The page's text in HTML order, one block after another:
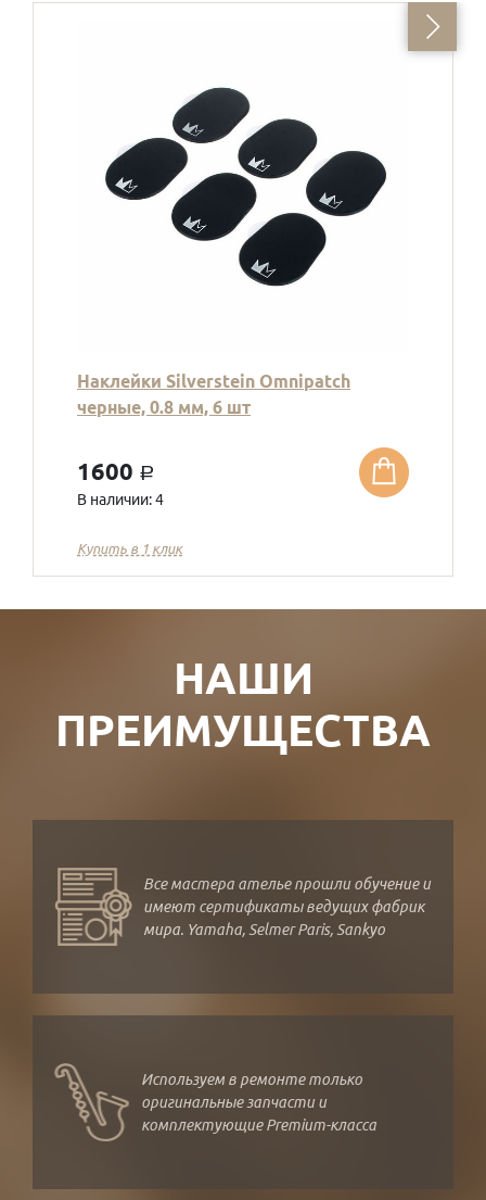
Наклейки Silverstein Omnipatch
черные, 0.8 мм, 6 шт
1600 a
В наличии: 4
Купить в 1 клик
НАШИ
ПРЕИМУЩЕСТВА
Все мастера ателье прошли обучение и
имеют сертификаты ведущих фабрик
мира. Yamaha, Selmer Paris, Sankyo
Используем в ремонте только
оригинальные запчасти и
комплектующие Premium-класса